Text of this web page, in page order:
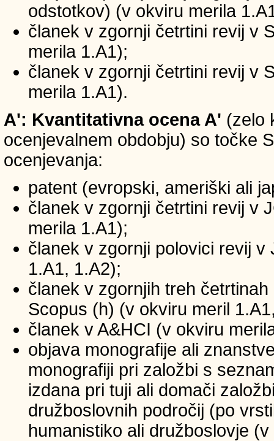
odstotkov) (v okviru merila
članek v zgornji četrtini revij v
merila 1.A1);
članek v zgornji četrtini revij v
merila 1.A1).
A': Kvantitativna ocena A' (zelo
ocenjevalnem obdobju) so točke
ocenjevanja:
patent (evropski, ameriški ali
članek v zgornji četrtini revij v
merila 1.A1);
članek v zgornji polovici revij
1.A1, 1.A2);
članek v zgornjih treh
Scopus (h) (v okviru meril
članek v A&HCI (v okviru
objava monografije ali
monografiji pri založbi s
izdana pri tuji ali domači
družboslovnih področij (po
humanistiko ali družboslovje